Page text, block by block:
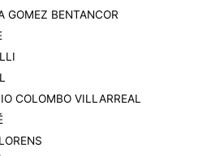
GOMEZ BENTANCOR
COLOMBO VILLARREAL